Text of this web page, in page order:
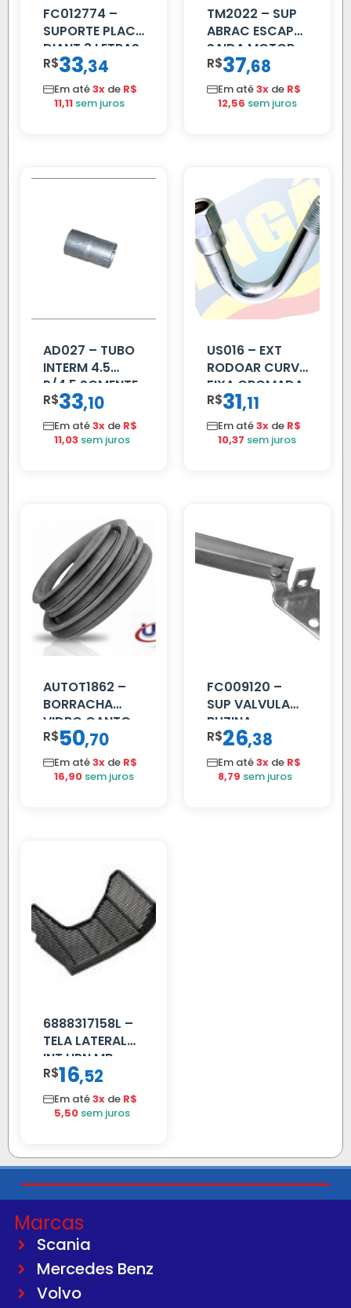
FC012774 –
SUPORTE PLACA
DIANT 3 LETRAS
REFORCADO
R$33,34
Em até3x de R$
11,11 sem juros
TM2022 – SUP
ABRAC ESCAP
SAIDA MOTOR
VW TITAN
R$37,68
Em até3x de R$
12,56 sem juros
AD027 – TUBO
INTERM 4.5
P/4.5 SOMENTE
PROLONGADOR
R$33,10
Em até3x de R$
11,03 sem juros
US016 – EXT
RODOAR CURVA
FIXA CROMADA
R$31,11
Em até3x de R$
10,37 sem juros
AUTOT1862 –
BORRACHA
VIDRO CANTO
VOLVO NL
80/88…
R$50,70
Em até3x de R$
16,90 sem juros
FC009120 –
SUP VALVULA
BUZINA
C/ALAVANCA
R$26,38
Em até3x de R$
8,79 sem juros
6888317158L –
TELA LATERAL
INT HPN MB
709/MB 1618 LD
TELA
R$16,52
Em até3x de R$
5,50 sem juros
Marcas
Scania
Mercedes Benz
Volvo